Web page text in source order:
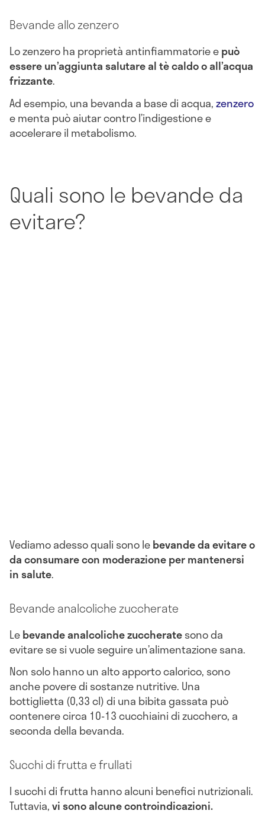
Bevande allo zenzero
Lo zenzero ha proprietà antinfiammatorie epuò
essere un’aggiunta salutare al tè caldo o all’acqua
frizzante.
Ad esempio, una bevanda a base di acqua,zenzero
e menta può aiutar contro l’indigestione e
accelerare il metabolismo.
Quali sono le bevande da
evitare?
Vediamo adesso quali sono lebevande da evitare o
da consumare con moderazione per mantenersi
in salute.
Bevande analcoliche zuccherate
Lebevande analcoliche zuccheratesono da
evitare se si vuole seguire un’alimentazione sana.
Non solo hanno un alto apporto calorico, sono
anche povere di sostanze nutritive. Una
bottiglietta (0,33 cl) di una bibita gassata può
contenere circa 10-13 cucchiaini di zucchero, a
seconda della bevanda.
Succhi di frutta e frullati
I succhi di frutta hanno alcuni benefici nutrizionali.
Tuttavia,vi sono alcune controindicazioni.